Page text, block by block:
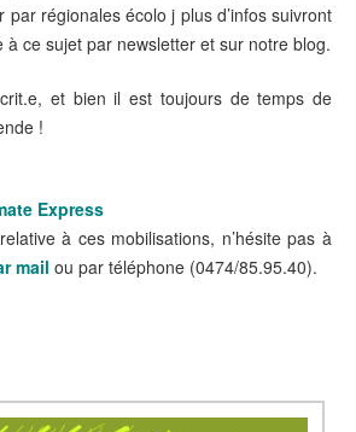
régionales écolo j plus d’infos suivront
à ce sujet par newsletter et sur notre blog.
et bien il est toujours de temps de
!
Express
à ces mobilisations, n’hésite pas à
mail ou par téléphone (0474/85.95.40).